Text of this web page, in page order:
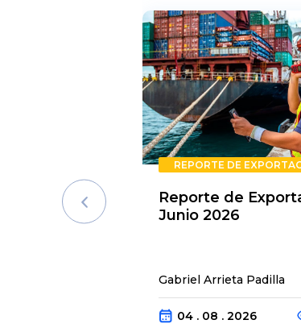
REPORTE DE
Reporte de
Junio 2026
Gabriel Arrieta Padilla
04 . 08 . 2026